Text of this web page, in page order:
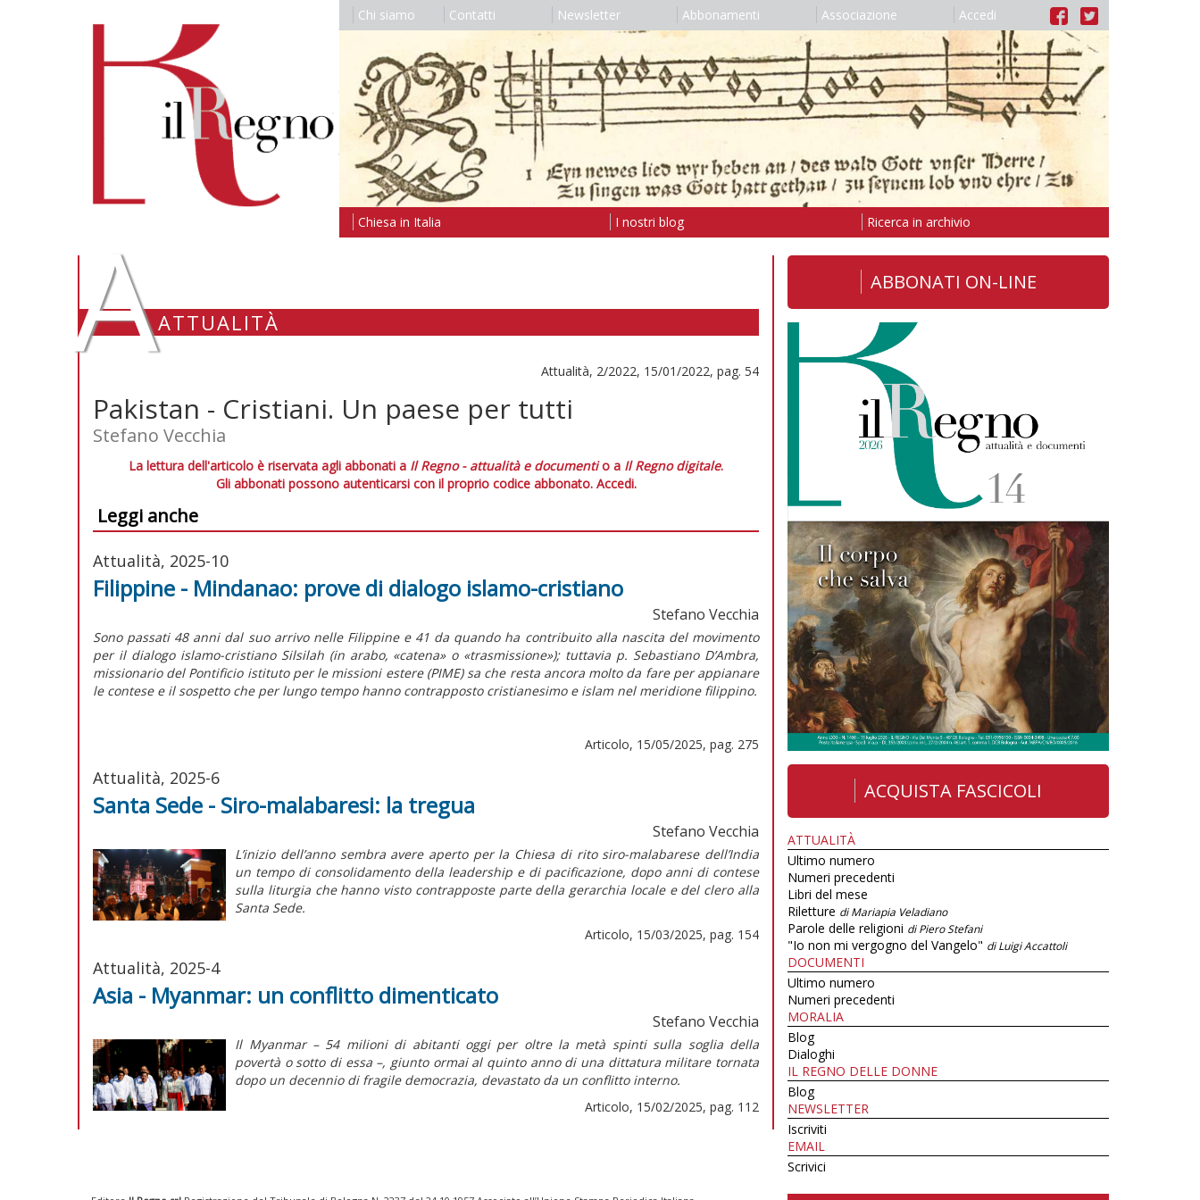
Chi siamo Contatti Newsletter Abbonamenti Associazione Accedi
Chiesa in Italia I nostri blog Ricerca in archivio
AATTUALITÀ
Attualità, 2/2022, 15/01/2022, pag. 54
Pakistan - Cristiani. Un paese per tutti
Stefano Vecchia
La lettura dell'articolo è riservata agli abbonati a Il Regno - attualità e documentio a Il Regno digitale.
Gli abbonati possono autenticarsi con il proprio codice abbonato. Accedi.
Leggi anche
Attualità, 2025-10
Filippine - Mindanao: prove di dialogo islamo-cristiano
Stefano Vecchia
Sono passati 48 anni dal suo arrivo nelle Filippine e 41 da quando ha contribuito alla nascita del movimento
per il dialogo islamo-cristiano Silsilah (in arabo, «catena» o «trasmissione»); tuttavia p. Sebastiano D’Ambra,
missionario del Pontificio istituto per le missioni estere (PIME) sa che resta ancora molto da fare per appianare
le contese e il sospetto che per lungo tempo hanno contrapposto cristianesimo e islam nel meridione filippino.
Articolo, 15/05/2025, pag. 275
Attualità, 2025-6
Santa Sede - Siro-malabaresi: la tregua
Stefano Vecchia
L’iniziodell’anno sembra avere aperto per la Chiesa di rito siro-malabarese dell’India
un tempo di consolidamento della leadership e di pacificazione, dopo anni di contese
sulla liturgia che hanno visto contrapposte parte della gerarchia locale e del clero alla
Santa Sede.
Articolo, 15/03/2025, pag. 154
Attualità, 2025-4
Asia - Myanmar: un conflitto dimenticato
Stefano Vecchia
Il Myanmar – 54 milioni di abitanti oggi per oltre la metà spinti sulla soglia della
povertà o sotto di essa –, giunto ormai al quinto anno di una dittatura militare tornata
dopo un decennio di fragile democrazia, devastato da un conflitto interno.
Articolo, 15/02/2025, pag. 112
ABBONATI ON-LINE
ACQUISTA FASCICOLI
ATTUALITÀ
Ultimo numero
Numeri precedenti
Libri del mese
Riletture di Mariapia Veladiano
Parole delle religioni di Piero Stefani
"Io non mi vergogno del Vangelo" di Luigi Accattoli
DOCUMENTI
Ultimo numero
Numeri precedenti
MORALIA
Blog
Dialoghi
IL REGNO DELLE DONNE
Blog
NEWSLETTER
Iscriviti
EMAIL
Scrivici